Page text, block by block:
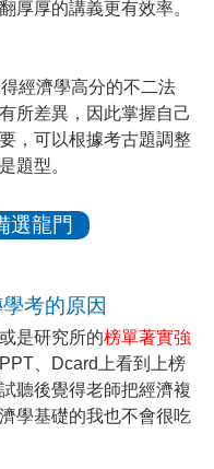
厚厚的講義更有效率。
經濟學高分的不二法
所差異，因此掌握自己
，可以根據考古題調整
題型。
選龍門
考的原因
是研究所的榜單著實強
、Dcard上看到上榜
聽後覺得老師把經濟複
學基礎的我也不會很吃